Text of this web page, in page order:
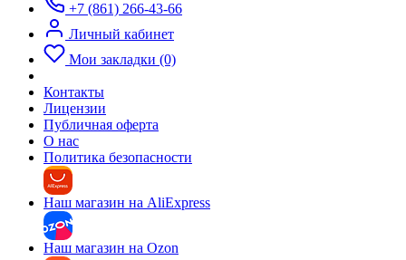
+7 (861) 266-43-66
Личный кабинет
Мои закладки (0)
Контакты
Лицензии
Публичная оферта
О нас
Политика безопасности
Наш магазин на AliExpress
Наш магазин на Ozon